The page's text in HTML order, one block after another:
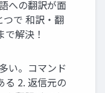
への翻訳が面
で 和訳・翻
解決！
い。コマンド
る 2. 返信元の